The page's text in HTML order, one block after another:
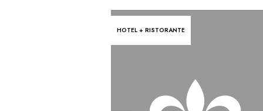
HOTEL + RISTORANTE